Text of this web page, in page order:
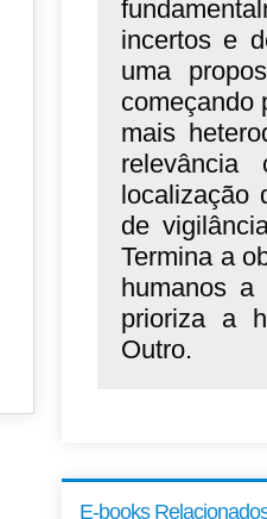
incertos e
uma
começando
mais
relevância
localização
de
Termina a
humanos a
prioriza a
Outro.
E-books